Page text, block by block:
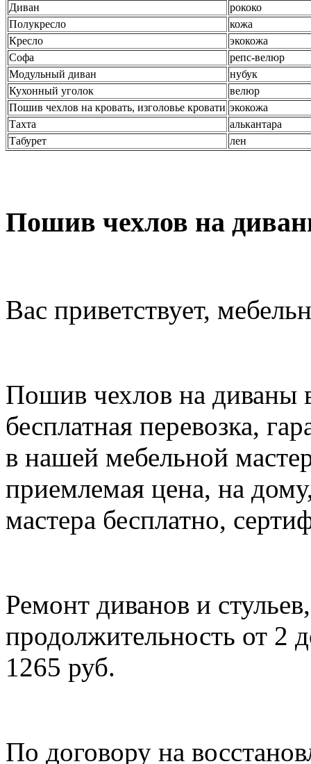
Диван
рококо
Полукресло
кожа
Кресло
экокожа
Софа
репс-велюр
Модульный диван
нубук
Кухонный уголок
велюр
Пошив чехлов на кровать, изголовье кровати экокожа
Тахта
алькантара
Табурет
лен
Пошив чехлов на
Вас приветствует,
Пошив чехлов на диваны
бесплатная перевозка,
в нашей мебельной
приемлемая цена, на
мастера бесплатно,
Ремонт диванов и
продолжительность от 2
1265 руб.
По договору на